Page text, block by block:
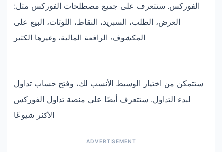
الفوركس. ستتعرف على جميع مصطلحات الفوركس مثل:
العرض، الطلب، السبريد، النقاط، اللوتات، البيع على
المكشوف، الرافعة المالية، وغيرها الكثير
ستتمكن من اختيار الوسيط الأنسب لك، وفتح حساب تداول
لبدء التداول. ستتعرف أيضًا على منصة تداول الفوركس
الأكثر شيوعًا